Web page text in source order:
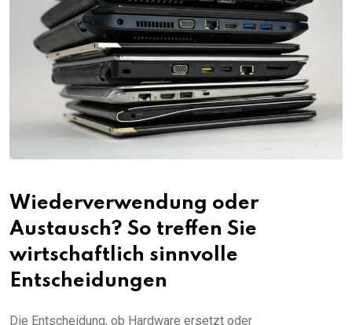
Wiederverwendung oder
Austausch? So treffen Sie
wirtschaftlich sinnvolle
Entscheidungen
Die Entscheidung, ob Hardware ersetzt oder